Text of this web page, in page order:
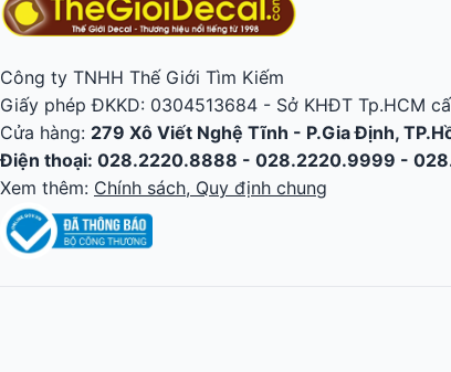
Công ty TNHH Thế Giới Tìm Kiếm
Giấy phép ĐKKD: 0304513684 - Sở KHĐT Tp.HCM
Cửa hàng: 279 Xô Viết Nghệ Tĩnh - P.Gia Định,
Điện thoại: 028.2220.8888 - 028.2220.9999 -
Xem thêm: Chính sách, Quy định chung